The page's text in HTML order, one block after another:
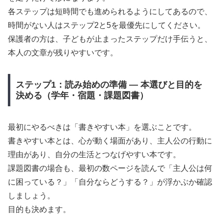
各ステップは短時間でも進められるようにしてあるので、
時間がない人はステップ2と5を最優先にしてください。
保護者の方は、子どもが止まったステップだけ手伝うと、
本人の文章が残りやすいです。
ステップ1：読み始めの準備 — 本選びと目的を
決める（学年・宿題・課題図書）
最初にやるべきは「書きやすい本」を選ぶことです。
書きやすい本とは、心が動く場面があり、主人公の行動に
理由があり、自分の生活とつなげやすい本です。
課題図書の場合も、最初の数ページを読んで「主人公は何
に困っている？」「自分ならどうする？」が浮かぶか確認
しましょう。
目的も決めます。